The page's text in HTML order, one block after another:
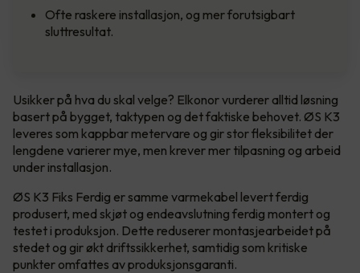
Ofte raskere installasjon, og mer forutsigbart
sluttresultat.
Usikker på hva du skal velge? Elkonor vurderer alltid løsning
basert på bygget, taktypen og det faktiske behovet. ØS K3
leveres som kappbar metervare og gir stor fleksibilitet der
lengdene varierer mye, men krever mer tilpasning og arbeid
under installasjon.
ØS K3 Fiks Ferdig er samme varmekabel levert ferdig
produsert, med skjøt og endeavslutning ferdig montert og
testet i produksjon. Dette reduserer montasjearbeidet på
stedet og gir økt driftssikkerhet, samtidig som kritiske
punkter omfattes av produksjonsgaranti.